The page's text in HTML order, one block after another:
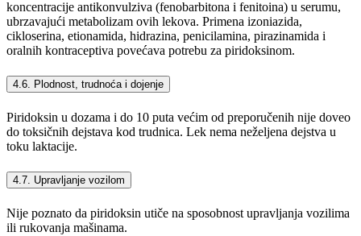
koncentracije antikonvulziva (fenobarbitona i fenitoina) u serumu,
ubrzavajući metabolizam ovih lekova. Primena izoniazida,
cikloserina, etionamida, hidrazina, penicilamina, pirazinamida i
oralnih kontraceptiva povećava potrebu za piridoksinom.
4.6. Plodnost, trudnoća i dojenje
Piridoksin u dozama i do 10 puta većim od preporučenih nije doveo
do toksičnih dejstava kod trudnica. Lek nema neželjena dejstva u
toku laktacije.
4.7. Upravljanje vozilom
Nije poznato da piridoksin utiče na sposobnost upravljanja vozilima
ili rukovanja mašinama.